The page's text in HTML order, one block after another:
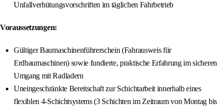
Unfallverhütungsvorschriften im täglichen Fahrbetrieb
Voraussetzungen:
Gültiger Baumaschinenführerschein (Fahrausweis für
Erdbaumaschinen) sowie fundierte, praktische Erfahrung im sicheren
Umgang mit Radladern
Uneingeschränkte Bereitschaft zur Schichtarbeit innerhalb eines
flexiblen 4-Schichtsystems (3 Schichten im Zeitraum von Montag bis